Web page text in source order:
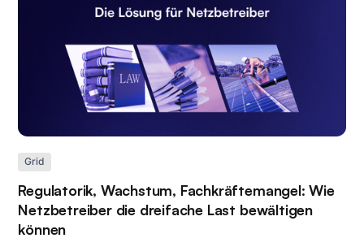
Grid
Regulatorik, Wachstum, Fachkräftemangel: Wie
Netzbetreiber die dreifache Last bewältigen
können